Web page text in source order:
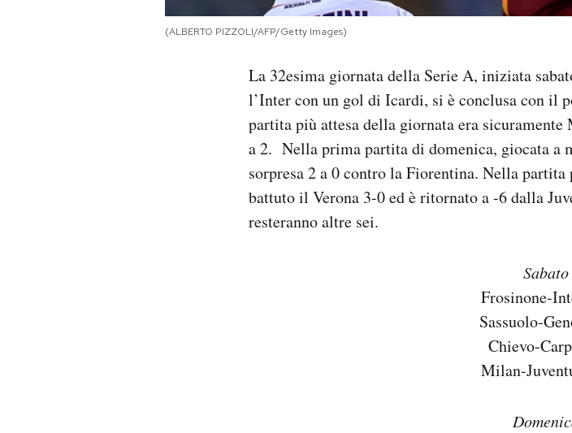
(ALBERTO PIZZOLI/AFP/Getty Images)
La 32esima giornata della Serie A, iniziata
l’Inter con un gol di Icardi, si è conclusa con il
partita più attesa della giornata era
a 2. Nella prima partita di domenica, giocata a
sorpresa 2 a 0 contro la Fiorentina. Nella
battuto il Verona 3-0 ed è ritornato a -6 dalla
resteranno altre sei.
Sabato
Frosinone-
Sassuolo-
Chievo-
Milan-